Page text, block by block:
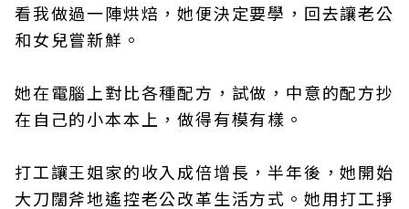
看我做過一陣烘焙，她便決定要學，回去讓老公
和女兒嘗新鮮。
她在電腦上對比各種配方，試做，中意的配方抄
在自己的小本本上，做得有模有樣。
打工讓王姐家的收入成倍增長，半年後，她開始
大刀闊斧地遙控老公改革生活方式。她用打工掙